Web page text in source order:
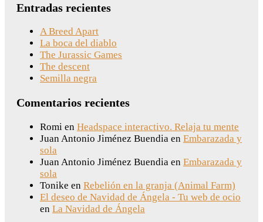
Entradas recientes
A Breed Apart
La boca del diablo
The Jurassic Games
The descent
Semilla negra
Comentarios recientes
Romi en Headspace interactivo. Relaja tu mente
Juan Antonio Jiménez Buendia en Embarazada y
sola
Juan Antonio Jiménez Buendia en Embarazada y
sola
Tonike en Rebelión en la granja (Animal Farm)
El deseo de Navidad de Ángela - Tu web de ocio
en La Navidad de Ángela